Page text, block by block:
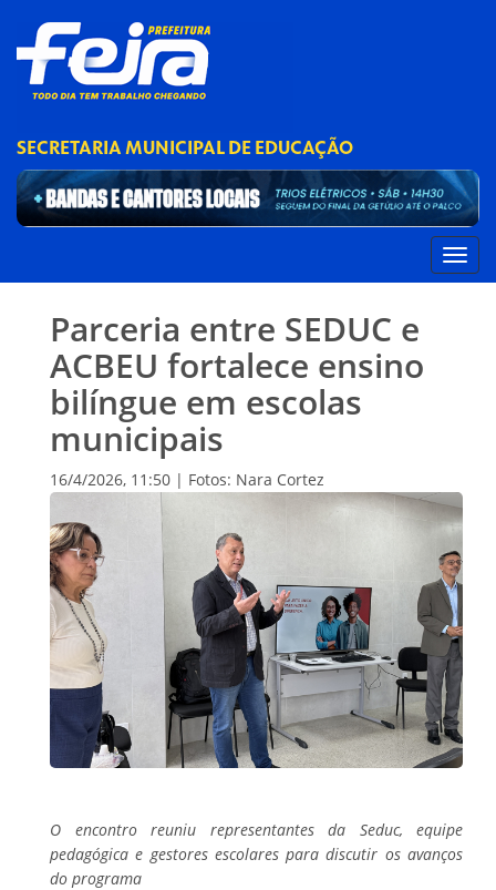
SECRETARIA MUNICIPAL DE EDUCAÇÃO
Parceria entre SEDUC e
ACBEU fortalece ensino
bilíngue em escolas
municipais
16/4/2026, 11:50 | Fotos: Nara Cortez
O encontro reuniu representantes da Seduc, equipe
pedagógica e gestores escolares para discutir os avanços
do programa